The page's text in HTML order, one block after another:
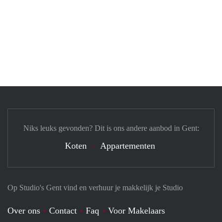
Op Studio's Gent vind en verhuur je makkelijk je Studio
Over ons Contact Faq Voor Makelaars
Niks leuks gevonden? Dit is ons andere aanbod in Gent:
Koten Appartementen